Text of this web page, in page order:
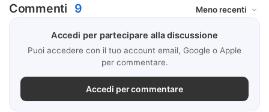
Commenti 9
Accedi per partecipare alla discussione
Puoi accedere con il tuo account email, Google o Apple
per commentare.
Accedi per commentare